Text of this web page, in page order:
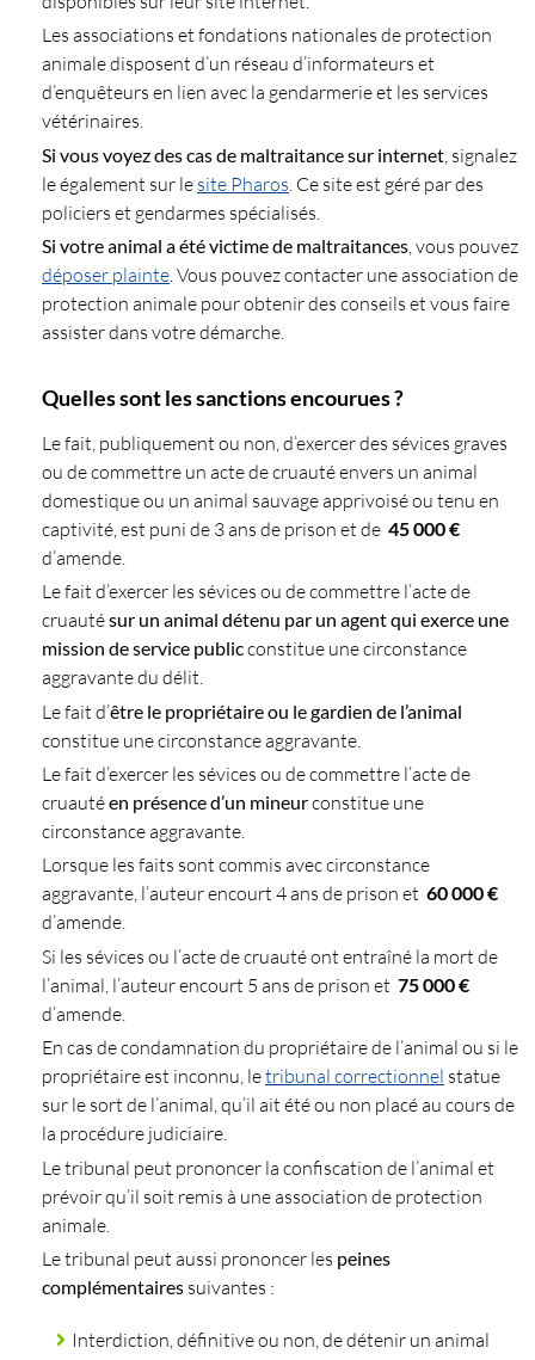
Les associations et fondations nationales de protection
animale disposent d’un réseau d’informateurs et
d’enquêteurs en lien avec la gendarmerie et les services
vétérinaires.
Si vous voyez des cas de maltraitance sur internet , signalez
le également sur le site Pharos . Ce site est géré par des
policiers et gendarmes spécialisés.
Si votre animal a été victime de maltraitances , vous pouvez
déposer plainte . Vous pouvez contacter une association de
protection animale pour obtenir des conseils et vous faire
assister dans votre démarche.
Quelles sont les sanctions encourues ?
Le fait, publiquement ou non, d’exercer des sévices graves
ou de commettre un acte de cruauté envers un animal
domestique ou un animal sauvage apprivoisé ou tenu en
captivité, est puni de 3 ans de prison et de 45 000 €
d’amende.
Le fait d’exercer les sévices ou de commettre l’acte de
cruautésur un animal détenu par un agent qui exerce une
mission de service publicconstitue une circonstance
aggravante du délit.
Le fait d’être le propriétaire ou le gardien de l’animal
constitue une circonstance aggravante.
Le fait d’exercer les sévices ou de commettre l’acte de
cruautéen présence d’un mineurconstitue une
circonstance aggravante.
Lorsque les faits sont commis avec circonstance
aggravante, l’auteur encourt 4 ans de prison et 60 000 €
d’amende.
Si les sévices ou l’acte de cruauté ont entraîné la mort de
l’animal, l’auteur encourt 5 ans de prison et 75 000 €
d’amende.
En cas de condamnation du propriétaire de l’animal ou si le
propriétaire est inconnu, letribunal correctionnel statue
sur le sort de l’animal, qu’il ait été ou non placé au cours de
la procédure judiciaire.
Le tribunal peut prononcer la confiscation de l’animal et
prévoir qu’il soit remis à une association de protection
animale.
Le tribunal peut aussi prononcer les peines
complémentaires suivantes :
Interdiction, définitive ou non, de détenir un animal